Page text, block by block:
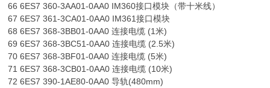
66 6ES7 360-3AA01-0AA0 IM360接口模块（带十米线）
67 6ES7 361-3CA01-0AA0 IM361接口模块
68 6ES7 368-3BB01-0AA0 连接电缆 (1米)
69 6ES7 368-3BC51-0AA0 连接电缆 (2.5米)
70 6ES7 368-3BF01-0AA0 连接电缆 (5米)
71 6ES7 368-3CB01-0AA0 连接电缆 (10米)
72 6ES7 390-1AE80-0AA0 导轨(480mm)